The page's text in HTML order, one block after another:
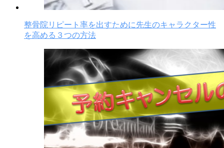
整骨院リピート率を出すために先生のキャラクター性
を高める３つの方法